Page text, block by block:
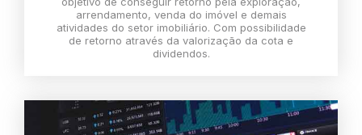
arrendamento, venda do imóvel e demais
atividades do setor imobiliário. Com possibilidade
de retorno através da valorização da cota e
dividendos.